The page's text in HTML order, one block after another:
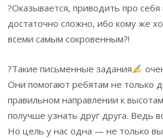
?Оказывается, приводить про
достаточно сложно, ибо кому же
всеми самым сокровенным?!
?Такие письменные задания
Они помогают ребятам не только
правильном направлении к
получше узнать друг друга. Ведь
Но цель у нас одна — не только